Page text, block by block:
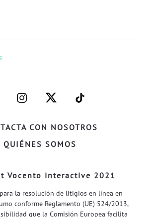
CON NOSOTROS
QUIÉNES SOMOS
–
INSTAGRAM–
–
TWITTER–
–
WELIFE–
Vocento interactive 2021
la resolución de litigios en línea en
conforme Reglamento (UE) 524/2013,
que la Comisión Europea facilita